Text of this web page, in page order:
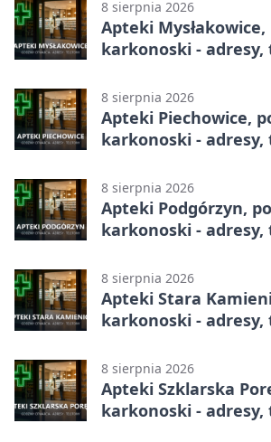
8 sierpnia 2026
Apteki
karkonoski - adresy,
8 sierpnia 2026
Apteki Piechowice,
karkonoski - adresy,
8 sierpnia 2026
Apteki Podgórzyn,
karkonoski - adresy,
8 sierpnia 2026
Apteki Stara
karkonoski - adresy,
8 sierpnia 2026
Apteki Szklarska
karkonoski - adresy,